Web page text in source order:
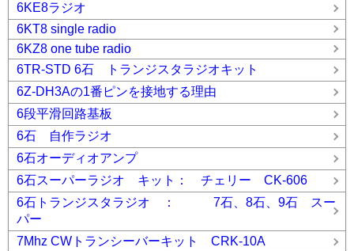
6KE8ラジオ
6KT8 single radio
6KZ8 one tube radio
6TR-STD 6石 トランジスタラジオキット
6Z-DH3Aの1番ピンを接地する理由
6段平滑回路基板
6石 自作ラジオ
6石オーディオアンプ
6石スーパーラジオ キット： チェリー CK-606
6石トランジスタラジオ ： 7石、8石、9石 スー
パー
7Mhz CWトランシーバーキット CRK-10A